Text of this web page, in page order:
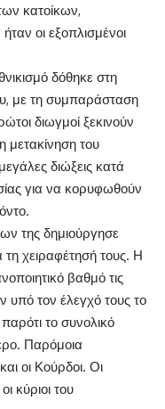
κατοίκων,
οι εξοπλισμένοι
δόθηκε στη
με τη συμπαράσταση
διωγμοί ξεκινούν
μετακίνηση του
διώξεις κατά
για να κορυφωθούν
της δημιούργησε
τη χειραφέτησή τους. Η
βαθμό τις
υπό τον έλεγχό τους το
το συνολικό
Παρόμοια
οι Κούρδοι. Οι
κύριοι του